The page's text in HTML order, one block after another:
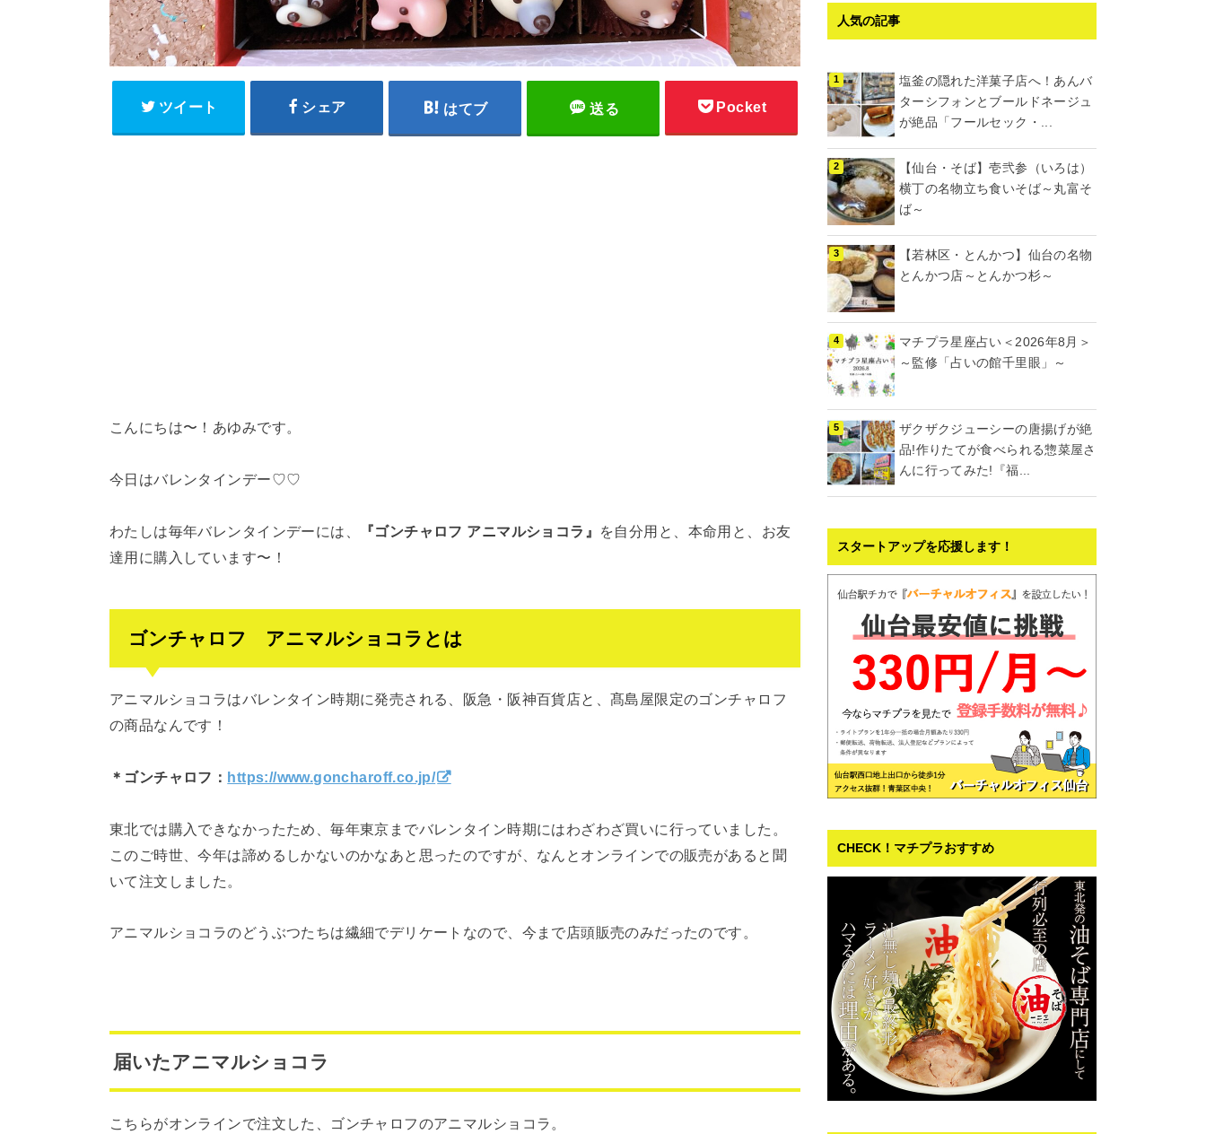
ツイート シェア はてブ 送る Pocket
こんにちは〜！あゆみです。
今日はバレンタインデー♡♡
わたしは毎年バレンタインデーには、 『ゴンチャロフ アニマルショコラ』
を自分用と、本命用と、お友
達用に購入しています〜！
ゴンチャロフ アニマルショコラとは
アニマルショコラはバレンタイン時期に発売される、阪急・阪神百貨店と、髙島屋限定のゴンチャロフ
の商品なんです！
＊ゴンチャロフ： https://www.goncharoff.co.jp/
東北では購入できなかったため、毎年東京までバレンタイン時期にはわざわざ買いに行っていました。
このご時世、今年は諦めるしかないのかなあと思ったのですが、なんとオンラインでの販売があると聞
いて注文しました。
アニマルショコラのどうぶつたちは繊細でデリケートなので、今まで店頭販売のみだったのです。
届いたアニマルショコラ
こちらがオンラインで注文した、ゴンチャロフのアニマルショコラ。
人気の記事
塩釜の隠れた洋菓子店へ！あんバ
ターシフォンとブールドネージュ
が絶品「フールセック・...
【仙台・そば】壱弐参（いろは）
横丁の名物立ち食いそば～丸富そ
ば～
【若林区・とんかつ】仙台の名物
とんかつ店～とんかつ杉～
マチプラ星座占い＜2026年8月＞
～監修「占いの館千里眼」～
ザクザクジューシーの唐揚げが絶
品!作りたてが食べられる惣菜屋さ
んに行ってみた!『福...
スタートアップを応援します！
CHECK！マチプラおすすめ